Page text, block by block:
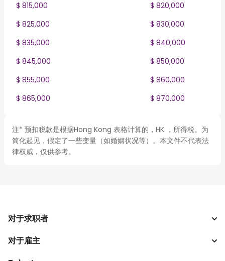
$ 815,000
$ 820,000
$ 825,000
$ 830,000
$ 835,000
$ 840,000
$ 845,000
$ 850,000
$ 855,000
$ 860,000
$ 865,000
$ 870,000
注* 预扣税款是根据Hong Kong 表格计算的，HK ，所得税。为
简化起见，假定了一些变量（如婚姻状况等）。本文件不代表法
律权威，仅供参考。
对于求职者
搜索工作
对于雇主